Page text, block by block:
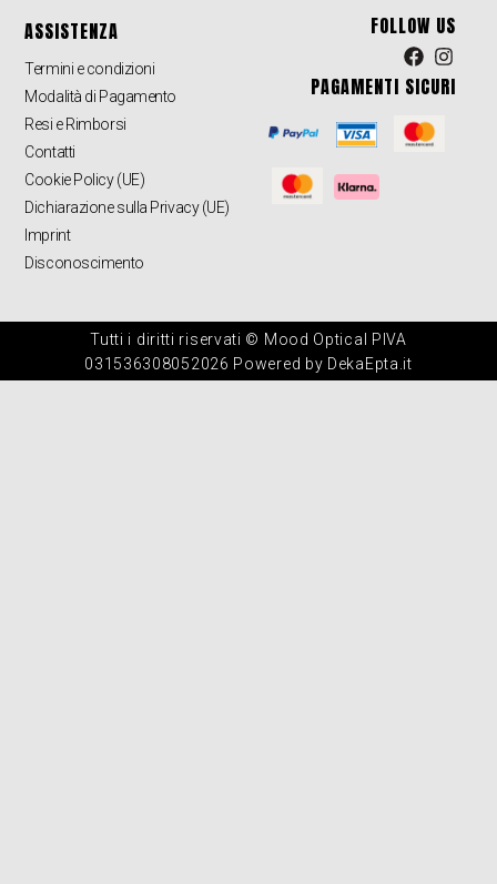
ASSISTENZA
Termini e condizioni
Modalità di Pagamento
Resi e Rimborsi
Contatti
Cookie Policy (UE)
Dichiarazione sulla Privacy (UE)
Imprint
Disconoscimento
FOLLOW US
PAGAMENTI SICURI
Tutti i diritti riservati © Mood Optical PIVA
031536308052026 Powered by DekaEpta.it